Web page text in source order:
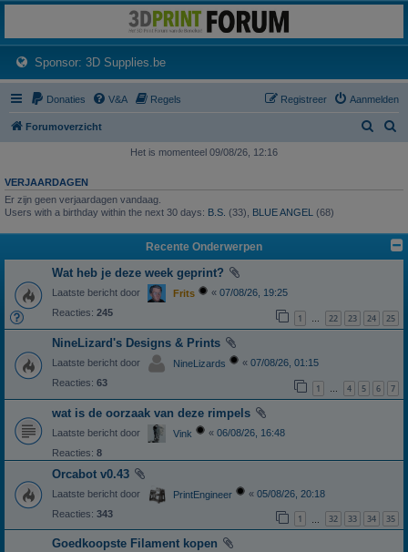
Het 3D print forum van de Benelux na de sluiting van 3dprintforum.nl
Sponsor: 3D Supplies.be(Opens a new tab)
Donaties V&A Regels Aanmelden
Registreer
Forumoverzicht
k
k
Het is momenteel 09/08/26, 12:16
VERJAARDAGEN
Er zijn geen verjaardagen vandaag.
Users with a birthday within the next 30 days: B.S. (33), BLUE ANGEL (68)
Recente Onderwerpen
Wat heb je deze week geprint?
Laatste bericht door Frits « 07/08/26, 19:25
Reacties: 245 1 … 22 23 24 25
NineLizard's Designs & Prints
Laatste bericht door NineLizards « 07/08/26, 01:15
Reacties: 63 1 … 4 5 6 7
wat is de oorzaak van deze rimpels
Laatste bericht door Vink « 06/08/26, 16:48
Reacties: 8
Orcabot v0.43
Laatste bericht door PrintEngineer « 05/08/26, 20:18
Reacties: 343 1 32 33 34 35
Goedkoopste Filament kopen